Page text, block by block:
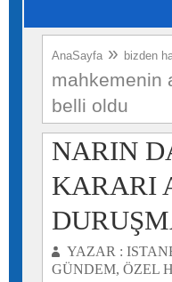
AnaSayfa » bizden
mahkemenin
belli oldu
NARIN
KARARI
YAZAR :
GÜNDEM, ÖZEL